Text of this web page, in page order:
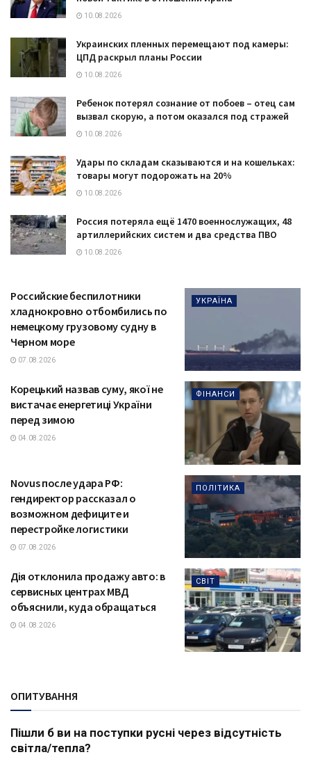
10.08.2026
Украинских пленных перемещают под камеры:
ЦПД раскрыл планы России
10.08.2026
Ребенок потерял сознание от побоев – отец сам
вызвал скорую, а потом оказался под стражей
10.08.2026
Удары по складам сказываются и на кошельках:
товары могут подорожать на 20%
10.08.2026
Россия потеряла ещё 1470 военнослужащих, 48
артиллерийских систем и два средства ПВО
10.08.2026
УКРАЇНА
Российские беспилотники
хладнокровно отбомбились по
немецкому грузовому судну в
Черном море
07.08.2026
ФІНАНСИ
Корецький назвав суму, якої не
вистачає енергетиці України
перед зимою
04.08.2026
ПОЛІТИКА
Novus после удара РФ:
гендиректор рассказал о
возможном дефиците и
перестройке логистики
07.08.2026
СВІТ
Дія отклонила продажу авто: в
сервисных центрах МВД
объяснили, куда обращаться
04.08.2026
ОПИТУВАННЯ
Пішли б ви на поступки русні через відсутність
світла/тепла?